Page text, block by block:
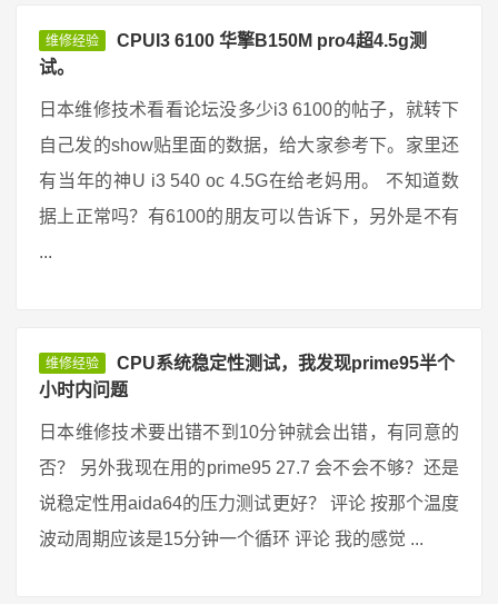
维修经验
CPUI3 6100 华擎B150M pro4超4.5g测
试。
日本维修技术看看论坛没多少i3 6100的帖子，就转下
自己发的show贴里面的数据，给大家参考下。家里还
有当年的神U i3 540 oc 4.5G在给老妈用。 不知道数
据上正常吗？有6100的朋友可以告诉下，另外是不有
...
维修经验
CPU系统稳定性测试，我发现prime95半个
小时内问题
日本维修技术要出错不到10分钟就会出错，有同意的
否？ 另外我现在用的prime95 27.7 会不会不够？还是
说稳定性用aida64的压力测试更好？ 评论 按那个温度
波动周期应该是15分钟一个循环 评论 我的感觉 ...